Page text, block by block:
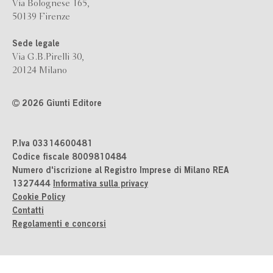
Via Bolognese 165,
50139 Firenze
Sede legale
Via G.B.Pirelli 30,
20124 Milano
2026 Giunti Editore
P.Iva 03314600481
Codice fiscale 8009810484
Numero d'iscrizione al Registro Imprese di Milano REA
1327444 Informativa sulla privacy
Cookie Policy
Contatti
Regolamenti e concorsi